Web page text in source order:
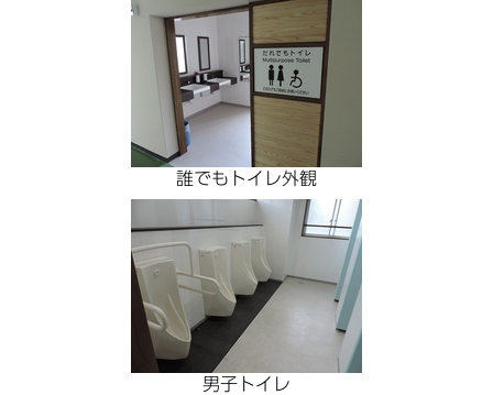
誰でもトイレ外観
男子トイレ